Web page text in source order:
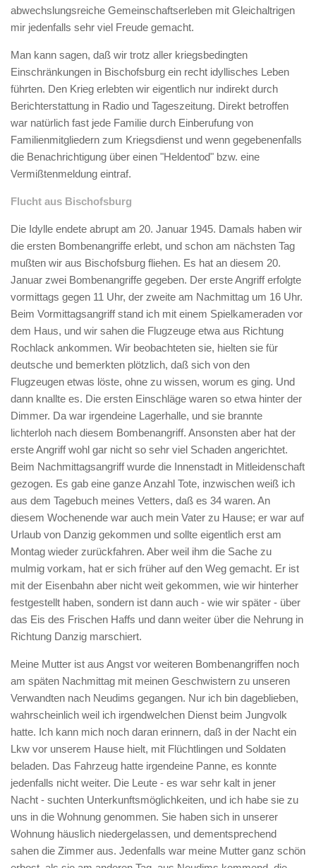
abwechslungsreiche Gemeinschaftserleben mit Gleichaltrigen
mir jedenfalls sehr viel Freude gemacht.
Man kann sagen, daß wir trotz aller kriegsbedingten
Einschränkungen in Bischofsburg ein recht idyllisches Leben
führten. Den Krieg erlebten wir eigentlich nur indirekt durch
Berichterstattung in Radio und Tageszeitung. Direkt betroffen
war natürlich fast jede Familie durch Einberufung von
Familienmitgliedern zum Kriegsdienst und wenn gegebenenfalls
die Benachrichtigung über einen "Heldentod" bzw. eine
Vermißtenmeldung eintraf.
Flucht aus Bischofsburg
Die Idylle endete abrupt am 20. Januar 1945. Damals haben wir
die ersten Bombenangriffe erlebt, und schon am nächsten Tag
mußten wir aus Bischofsburg fliehen. Es hat an diesem 20.
Januar zwei Bombenangriffe gegeben. Der erste Angriff erfolgte
vormittags gegen 11 Uhr, der zweite am Nachmittag um 16 Uhr.
Beim Vormittagsangriff stand ich mit einem Spielkameraden vor
dem Haus, und wir sahen die Flugzeuge etwa aus Richtung
Rochlack ankommen. Wir beobachteten sie, hielten sie für
deutsche und bemerkten plötzlich, daß sich von den
Flugzeugen etwas löste, ohne zu wissen, worum es ging. Und
dann knallte es. Die ersten Einschläge waren so etwa hinter der
Dimmer. Da war irgendeine Lagerhalle, und sie brannte
lichterloh nach diesem Bombenangriff. Ansonsten aber hat der
erste Angriff wohl gar nicht so sehr viel Schaden angerichtet.
Beim Nachmittagsangriff wurde die Innenstadt in Mitleidenschaft
gezogen. Es gab eine ganze Anzahl Tote, inzwischen weiß ich
aus dem Tagebuch meines Vetters, daß es 34 waren. An
diesem Wochenende war auch mein Vater zu Hause; er war auf
Urlaub von Danzig gekommen und sollte eigentlich erst am
Montag wieder zurückfahren. Aber weil ihm die Sache zu
mulmig vorkam, hat er sich früher auf den Weg gemacht. Er ist
mit der Eisenbahn aber nicht weit gekommen, wie wir hinterher
festgestellt haben, sondern ist dann auch - wie wir später - über
das Eis des Frischen Haffs und dann weiter über die Nehrung in
Richtung Danzig marschiert.
Meine Mutter ist aus Angst vor weiteren Bombenangriffen noch
am späten Nachmittag mit meinen Geschwistern zu unseren
Verwandten nach Neudims gegangen. Nur ich bin dageblieben,
wahrscheinlich weil ich irgendwelchen Dienst beim Jungvolk
hatte. Ich kann mich noch daran erinnern, daß in der Nacht ein
Lkw vor unserem Hause hielt, mit Flüchtlingen und Soldaten
beladen. Das Fahrzeug hatte irgendeine Panne, es konnte
jedenfalls nicht weiter. Die Leute - es war sehr kalt in jener
Nacht - suchten Unterkunftsmöglichkeiten, und ich habe sie zu
uns in die Wohnung genommen. Sie haben sich in unserer
Wohnung häuslich niedergelassen, und dementsprechend
sahen die Zimmer aus. Jedenfalls war meine Mutter ganz schön